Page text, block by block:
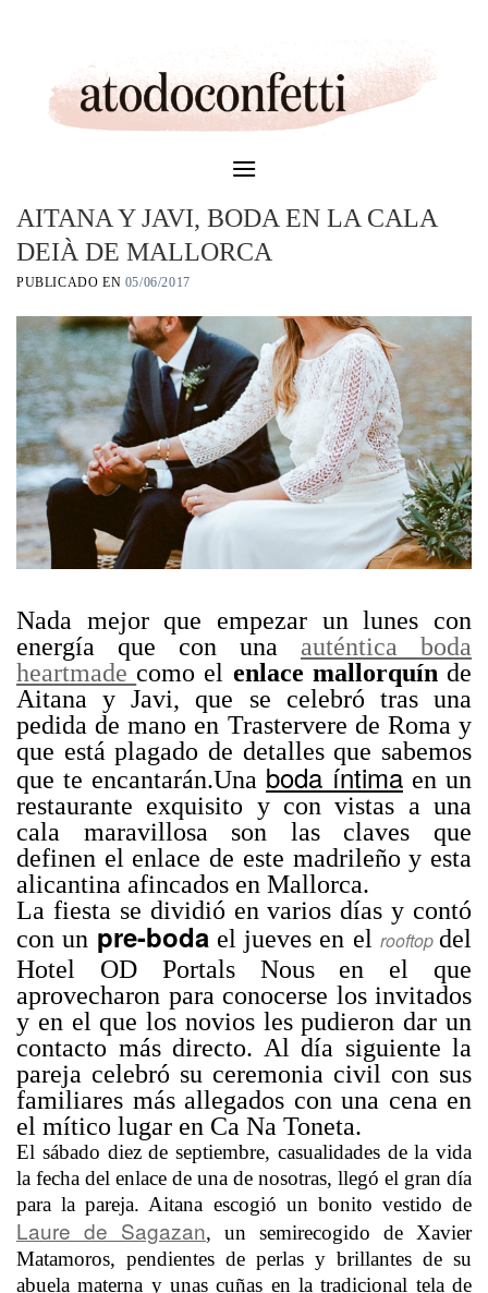
AITANA Y JAVI, BODA EN LA CALA
DEIÀ DE MALLORCA
PUBLICADO EN 05/06/2017
Nada mejor que empezar un lunes con
energía que con una auténtica boda
heartmade como el enlace mallorquínde
Aitana y Javi, que se celebró tras una
pedida de mano en Trastervere de Roma y
que está plagado de detalles que sabemos
que te encantarán.Una boda íntima en un
restaurante exquisito y con vistas a una
cala maravillosa son las claves que
definen el enlace de este madrileño y esta
alicantina afincados en Mallorca.
La fiesta se dividió en varios días y contó
con un pre-boda el jueves en el rooftop del
Hotel OD Portals Nous en el que
aprovecharon para conocerse los invitados
y en el que los novios les pudieron dar un
contacto más directo. Al día siguiente la
pareja celebró su ceremonia civil con sus
familiares más allegados con una cena en
el mítico lugar en Ca Na Toneta.
El sábado diez de septiembre, casualidades de la vida
la fecha del enlace de una de nosotras, llegó el gran día
para la pareja. Aitana escogió un bonito vestido de
Laure de Sagazan, un semirecogido de Xavier
Matamoros, pendientes de perlas y brillantes de su
abuela materna y unas cuñas en la tradicional tela de